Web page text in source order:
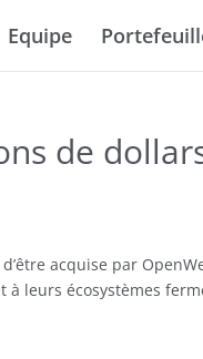
Equipe
de
acquise par
leurs écosystèmes